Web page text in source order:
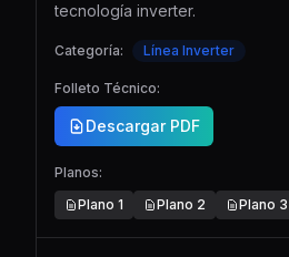
tecnología inverter.
Categoría: Línea Inverter
Folleto Técnico:
Descargar PDF
Planos:
Plano 1 Plano 2 Plano 3